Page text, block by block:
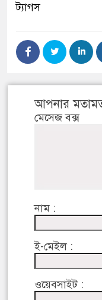
ট্যাগস
আপনার
মেসেজ বক্স
নাম :
ই-মেইল :
ওয়েবসাইট :